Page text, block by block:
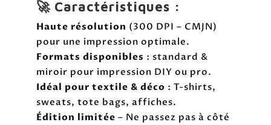
🚀 Caractéristiques :
Haute résolution (300 DPI – CMJN)
pour une impression optimale.
Formats disponibles : standard &
miroir pour impression DIY ou pro.
Idéal pour textile & déco : T-shirts,
sweats, tote bags, affiches.
Édition limitée – Ne passez pas à côté